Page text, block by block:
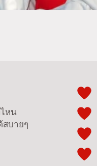
หน
สบายๆ